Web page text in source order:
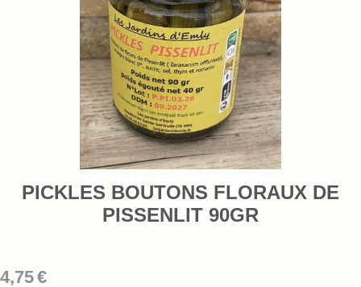
PICKLES BOUTONS FLORAUX DE
PISSENLIT 90GR
4,75€